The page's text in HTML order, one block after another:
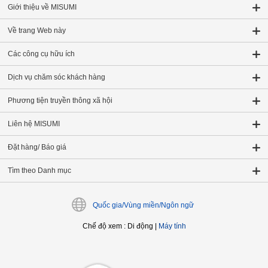
Giới thiệu về MISUMI
Về trang Web này
Các công cụ hữu ích
Dịch vụ chăm sóc khách hàng
Phương tiện truyền thông xã hội
Liên hệ MISUMI
Đặt hàng/ Báo giá
Tìm theo Danh mục
Quốc gia/Vùng miền/Ngôn ngữ
Chế độ xem: Di động Máy tính